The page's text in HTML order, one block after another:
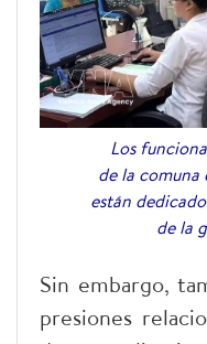
Los
de la comuna
están
de la
Sin embargo,
presiones